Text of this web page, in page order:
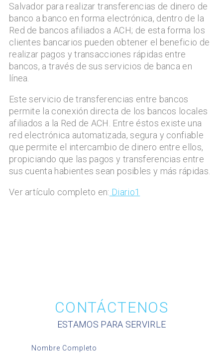
Salvador para realizar transferencias de dinero de
banco a banco en forma electrónica, dentro de la
Red de bancos afiliados a ACH; de esta forma los
clientes bancarios pueden obtener el beneficio de
realizar pagos y transacciones rápidas entre
bancos, a través de sus servicios de banca en
línea.
Este servicio de transferencias entre bancos
permite la conexión directa de los bancos locales
afiliados a la Red de ACH. Entre éstos existe una
red electrónica automatizada, segura y confiable
que permite el intercambio de dinero entre ellos,
propiciando que las pagos y transferencias entre
sus cuenta habientes sean posibles y más rápidas.
Ver artículo completo en: Diario1
CONTÁCTENOS
ESTAMOS PARA SERVIRLE